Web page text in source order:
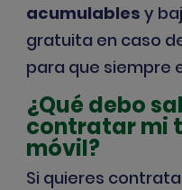
acumulables y
gratuita en caso
para que siempre
¿Qué debo
contratar mi
móvil?
Si quieres